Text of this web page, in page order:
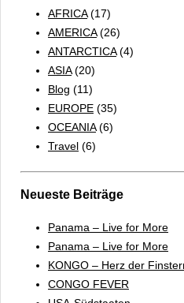
AFRICA(17)
AMERICA(26)
ANTARCTICA(4)
ASIA(20)
Blog (11)
EUROPE (35)
OCEANIA(6)
Travel (6)
Neueste Beiträge
Panama – Live for More
Panama – Live for More
KONGO – Herz der
CONGO FEVER